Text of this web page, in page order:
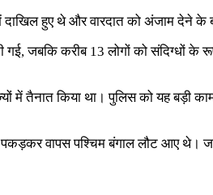
दाखिल हुए थे और वारदात को अंजाम
जबकि करीब 13 लोगों को संदिग्धों के
में तैनात किया था। पुलिस को यह बड़ी
वापस पश्चिम बंगाल लौट आए थे।